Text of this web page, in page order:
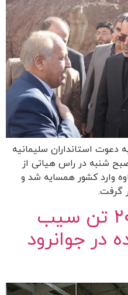
دعوت استانداران سليمانيه
شنبه در راس هیاتی از
وارد کشور همسایه شد و
گرفت.
صادرات هزار و ۲۰۰ تن سیب
در جوانرود